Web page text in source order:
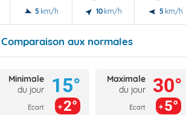
5 km/h 10 km/h 5 km/h
Comparaison aux normales
Minimale
du jour
Ecart
15°
2°
Maximale
du jour
Ecart
30°
5°